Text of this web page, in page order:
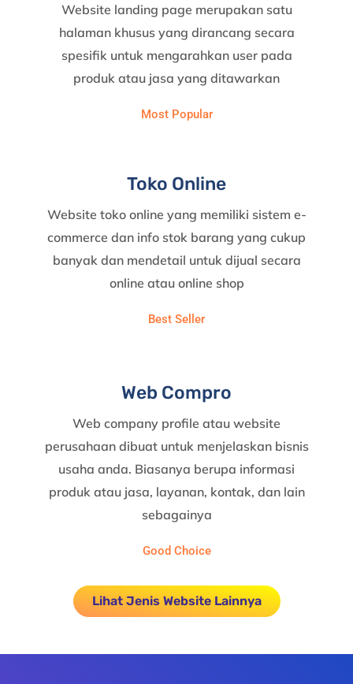
Website landing page merupakan satu
halaman khusus yang dirancang secara
spesifik untuk mengarahkan user pada
produk atau jasa yang ditawarkan
Most Popular
Toko Online
Website toko online yang memiliki sistem e-
commerce dan info stok barang yang cukup
banyak dan mendetail untuk dijual secara
online atau online shop
Best Seller
Web Compro
Web company profile atau website
perusahaan dibuat untuk menjelaskan bisnis
usaha anda. Biasanya berupa informasi
produk atau jasa, layanan, kontak, dan lain
sebagainya
Good Choice
Lihat Jenis Website Lainnya